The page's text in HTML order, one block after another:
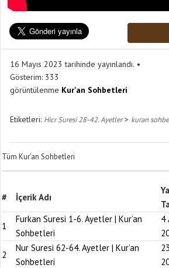
16 Mayıs 2023 tarihinde yayınlandı.
Gösterim: 333
görüntülenme Kur'an Sohbetleri
Etiketleri: Hicr Suresi 28-42. Ayetler> kuran
Tüm Kur'an Sohbetleri
# İçerik Adı
1
Furkan Suresi 1-6. Ayetler | Kur’an
Sohbetleri
4
2
Nur Suresi 62-64. Ayetler | Kur’an
Sohbetleri